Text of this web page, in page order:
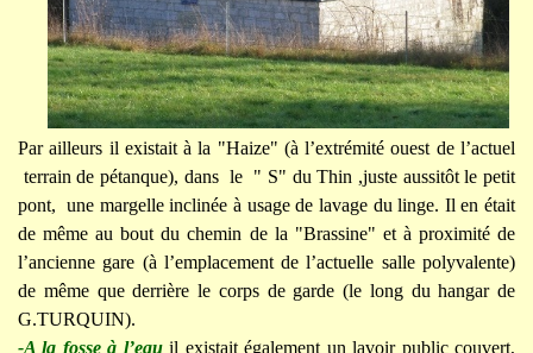
Par ailleurs il existait à la "Haize" (à l’extrémité ouest de l’actuel
terrain de pétanque), dans le " S" du Thin ,juste aussitôt le petit
pont, une margelle inclinée à usage de lavage du linge. Il en était
de même au bout du chemin de la "Brassine" et à proximité de
l’ancienne gare (à l’emplacement de l’actuelle salle polyvalente)
de même que derrière le corps de garde (le long du hangar de
G.TURQUIN).
-A la fosse à l’eauil existait également un lavoir public couvert,